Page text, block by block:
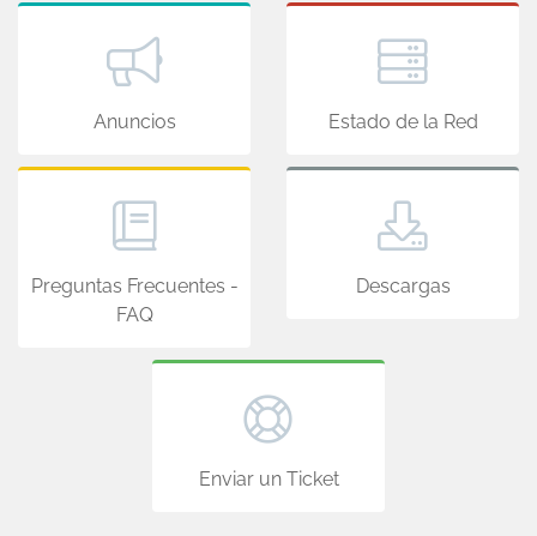
Anuncios Estado de la Red
Preguntas Frecuentes -
FAQ
Descargas
Enviar un Ticket